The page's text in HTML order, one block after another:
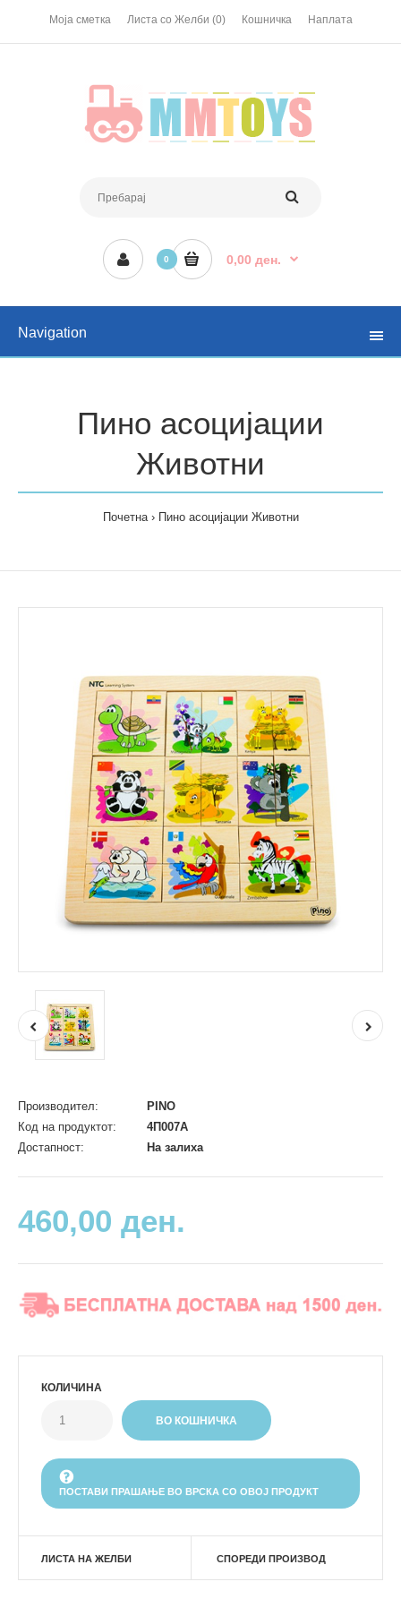
Моја сметка Листа со Желби (0) Кошничка Наплата
0 0,00 ден.
Navigation
Пино асоцијации
Животни
Почетна Пино асоцијации Животни
Производител:
PINO
Код на продуктот:
4П007А
Достапност:
На залиха
460,00 ден.
КОЛИЧИНА
ПОСТАВИ ПРАШАЊЕ ВО ВРСКА СО ОВОЈ ПРОДУКТ
ЛИСТА НА ЖЕЛБИ СПОРЕДИ ПРОИЗВОД